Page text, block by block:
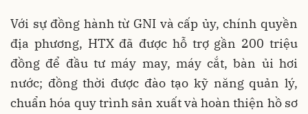
Với sự đồng hành từ GNI và cấp ủy, chính quyền
địa phương, HTX đã được hỗ trợ gần 200 triệu
đồng để đầu tư máy may, máy cắt, bàn ủi hơi
nước; đồng thời được đào tạo kỹ năng quản lý,
chuẩn hóa quy trình sản xuất và hoàn thiện hồ sơ